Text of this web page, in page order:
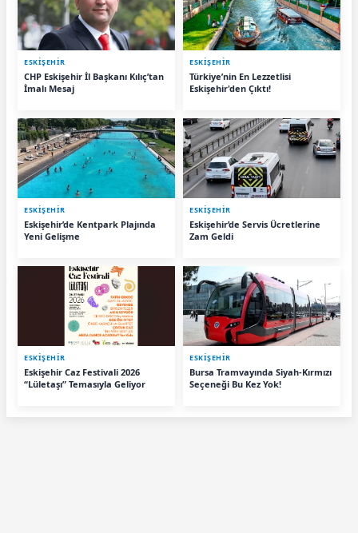
ESKIŞEHIR
CHP Eskişehir İl Başkanı Kılıç’tan
İmalı Mesaj
ESKIŞEHIR
Türkiye’nin En Lezzetlisi
Eskişehir'den Çıktı!
ESKIŞEHIR
Eskişehir’de Kentpark Plajında
Yeni Gelişme
ESKIŞEHIR
Eskişehir’de Servis Ücretlerine
Zam Geldi
ESKIŞEHIR
Eskişehir Caz Festivali 2026
“Lületaşı” Temasıyla Geliyor
ESKIŞEHIR
Bursa Tramvayında Siyah-Kırmızı
Seçeneği Bu Kez Yok!